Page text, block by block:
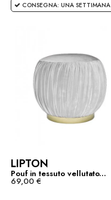
CONSEGNA: UNA SETTIMANA
LIPTON
Pouf in tessuto vellutato...
69,00 €